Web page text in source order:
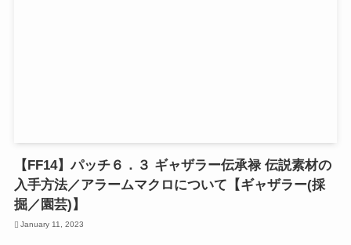
【FF14】パッチ６．３ ギャザラー伝承禄 伝説素材の
入手方法／アラームマクロについて【ギャザラー(採
掘／園芸)】
January 11, 2023